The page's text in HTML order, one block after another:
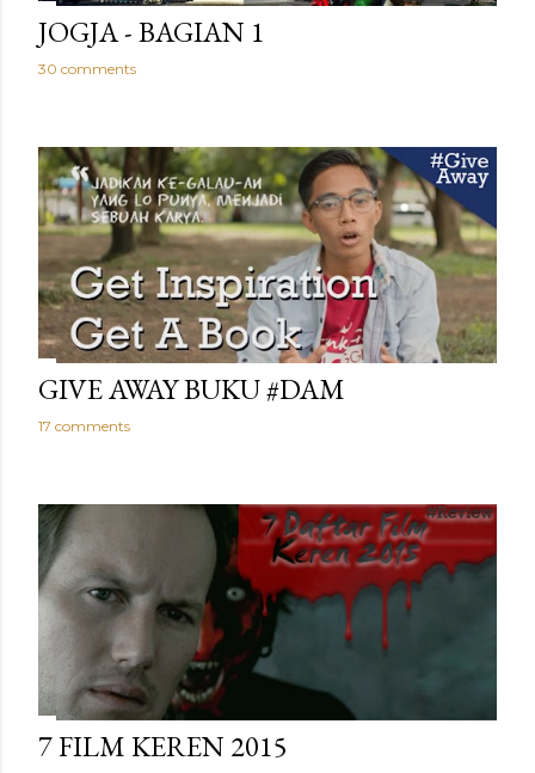
JOGJA - BAGIAN 1
30 comments
GIVE AWAY BUKU #DAM
17 comments
7 FILM KEREN 2015